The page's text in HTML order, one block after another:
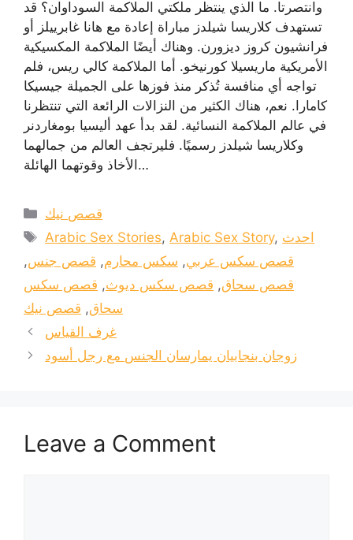
وانتصرتا. ما الذي ينتظر ملكتي الملاكمة السوداوان؟ قد
تستهدف كلاريسا شيلدز مباراة إعادة مع هانا غابرييلز أو
فرانشيون كروز ديزورن. وهناك أيضًا الملاكمة المكسيكية
الأمريكية ماريسيلا كورنيخو. أما الملاكمة كالي ريس، فلم
تواجه أي منافسة تُذكر منذ فوزها على الجميلة جيسيكا
كامارا. نعم، هناك الكثير من النزالات الرائعة التي تنتظرنا
في عالم الملاكمة النسائية. لقد بدأ عهد أليسيا بومغاردنر
وكلاريسا شيلدز رسميًا. فليرتجف العالم من جمالهما
الأخاذ وقوتهما الهائلة…
Categories
قصص نيك
Tags
Arabic Sex Stories,Arabic Sex Story, احدث
قصص سكس عربي, سكس محارم, قصص جنس,
قصص سحاق, قصص سكس ديوث, قصص سكس
سحاق, قصص نيك
غرف القياس
زوجان بنجابيان يمارسان الجنس مع رجل أسود
Leave a Comment